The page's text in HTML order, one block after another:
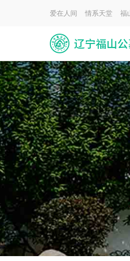
爱在人间 情系天堂 福